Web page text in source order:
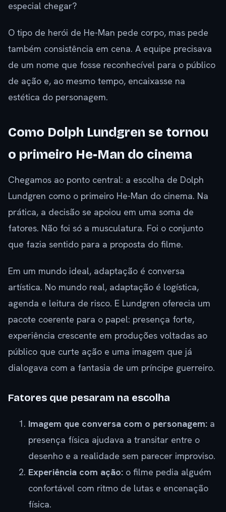
especial chegar?
O tipo de herói de He-Man pede corpo, mas pede
também consistência em cena. A equipe precisava
de um nome que fosse reconhecível para o público
de ação e, ao mesmo tempo, encaixasse na
estética do personagem.
Como Dolph Lundgren se tornou
o primeiro He-Man do cinema
Chegamos ao ponto central: a escolha de Dolph
Lundgren como o primeiro He-Man do cinema. Na
prática, a decisão se apoiou em uma soma de
fatores. Não foi só a musculatura. Foi o conjunto
que fazia sentido para a proposta do filme.
Em um mundo ideal, adaptação é conversa
artística. No mundo real, adaptação é logística,
agenda e leitura de risco. E Lundgren oferecia um
pacote coerente para o papel: presença forte,
experiência crescente em produções voltadas ao
público que curte ação e uma imagem que já
dialogava com a fantasia de um príncipe guerreiro.
Fatores que pesaram na escolha
Imagem que conversa com o personagem: a
presença física ajudava a transitar entre o
desenho e a realidade sem parecer improviso.
Experiência com ação: o filme pedia alguém
confortável com ritmo de lutas e encenação
física.